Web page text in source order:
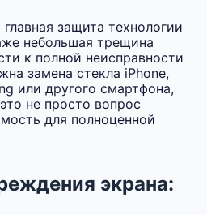
защита технологии
небольшая трещина
к полной неисправности
замена стекла iPhone,
или другого смартфона,
не просто вопрос
для полноценной
экрана: